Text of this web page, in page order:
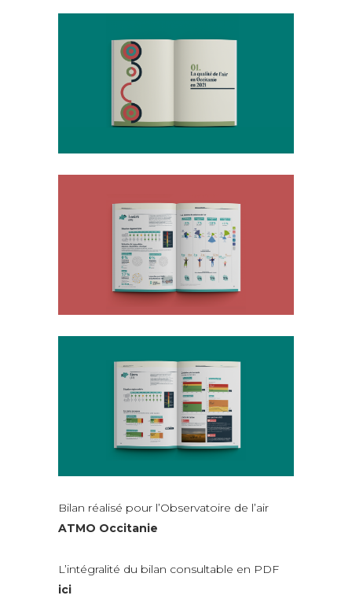
Bilan réalisé pour l’Observatoire de l’air
ATMO Occitanie
L’intégralité du bilan consultable en PDF
ici